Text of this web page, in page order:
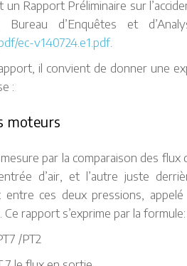
Rapport Préliminaire sur
d’Enquêtes et
ec-v140724.e1.pdf.
il convient de donner une
:
moteurs
par la comparaison des flux
d’air, et l’autre juste
ces deux pressions,
rapport s’exprime par la formule:
/PT2